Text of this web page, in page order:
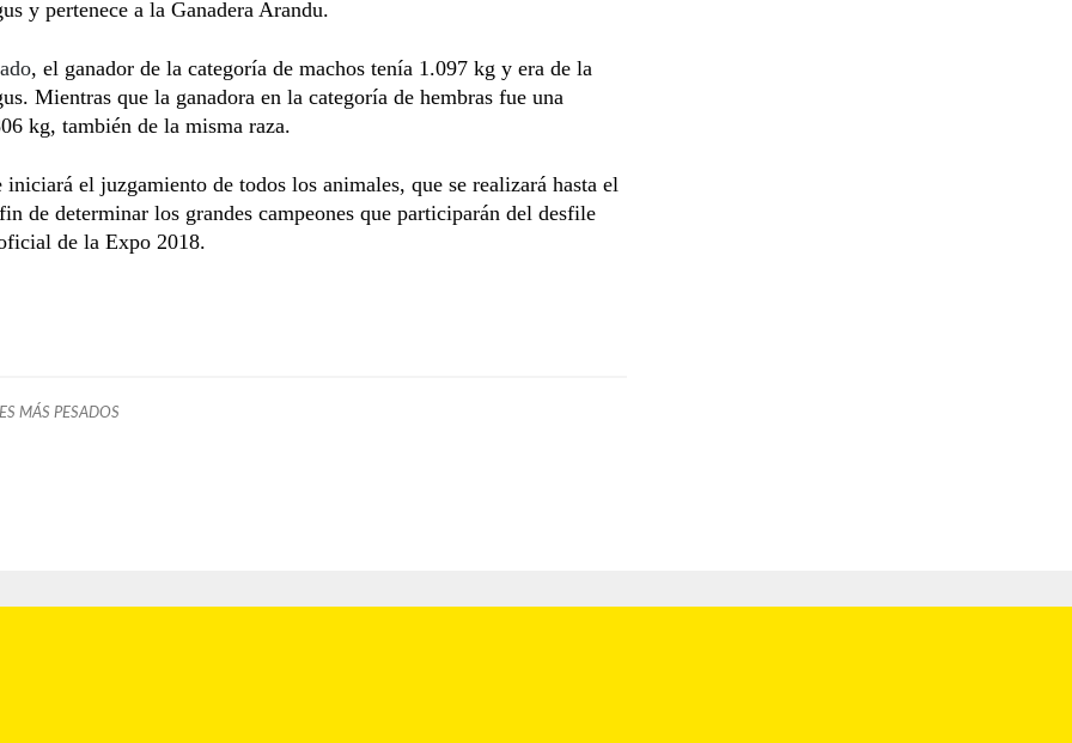
y pertenece a la Ganadera Arandu.
, el ganador de la categoría de machos tenía 1.097 kg y era de la
Mientras que la ganadora en la categoría de hembras fue una
kg, también de la misma raza.
iniciará el juzgamiento de todos los animales, que se realizará hasta el
de determinar los grandes campeones que participarán del desfile
de la Expo 2018.
MÁS PESADOS